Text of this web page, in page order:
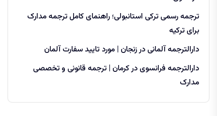
ترجمه رسمی ترکی استانبولی؛ راهنمای کامل ترجمه مدارک
برای ترکیه
دارالترجمه آلمانی در زنجان | مورد تایید سفارت آلمان
دارالترجمه فرانسوی در کرمان | ترجمه قانونی و تخصصی
مدارک